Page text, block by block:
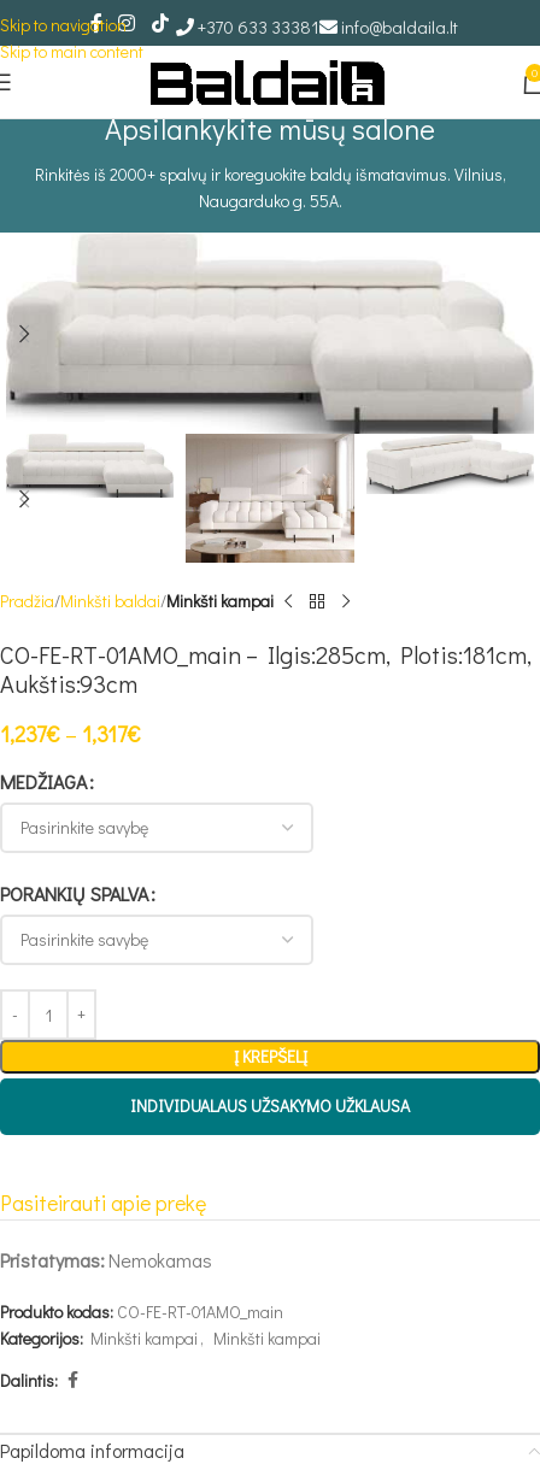
Skip to navigation
Skip to main content
+370 633 33381 info@baldaila.lt
0
Apsilankykite mūsų salone
Rinkitės iš 2000+ spalvų ir koreguokite baldų išmatavimus. Vilnius,
Naugarduko g. 55A.
Pradžia Minkšti baldai Minkšti kampai
CO-FE-RT-01AMO_main – Ilgis:285cm, Plotis:181cm,
Aukštis:93cm
1,237€ – 1,317€
MEDŽIAGA
PORANKIŲ SPALVA
Į KREPŠELĮ
INDIVIDUALAUS UŽSAKYMO UŽKLAUSA
Pasiteirauti apie prekę
Pristatymas:Nemokamas
Produkto kodas: CO-FE-RT-01AMO_main
Kategorijos: Minkšti kampai , Minkšti kampai
Dalintis:
Papildoma informacija